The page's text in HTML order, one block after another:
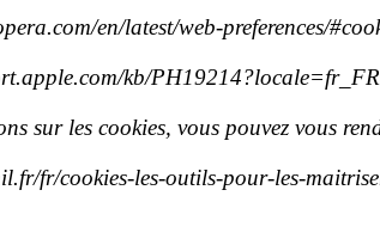
en/latest/web-preferences/
kb/
sur les cookies, vous pouvez vous
fr/cookies-les-outils-pour-les-